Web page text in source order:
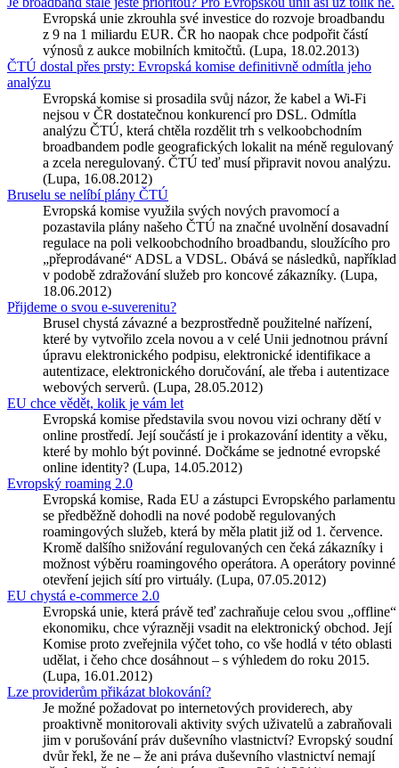
Evropská unie zkrouhla své investice do rozvoje broadbandu
z 9 na 1 miliardu EUR. ČR ho naopak chce podpořit částí
výnosů z aukce mobilních kmitočtů. (Lupa, 18.02.2013)
ČTÚ dostal přes prsty: Evropská komise definitivně odmítla jeho
analýzu
Evropská komise si prosadila svůj názor, že kabel a Wi-Fi
nejsou v ČR dostatečnou konkurencí pro DSL. Odmítla
analýzu ČTÚ, která chtěla rozdělit trh s velkoobchodním
broadbandem podle geografických lokalit na méně regulovaný
a zcela neregulovaný. ČTÚ teď musí připravit novou analýzu.
(Lupa, 16.08.2012)
Bruselu se nelíbí plány ČTÚ
Evropská komise využila svých nových pravomocí a
pozastavila plány našeho ČTÚ na značné uvolnění dosavadní
regulace na poli velkoobchodního broadbandu, sloužícího pro
„přeprodávané“ ADSL a VDSL. Obává se následků, například
v podobě zdražování služeb pro koncové zákazníky. (Lupa,
18.06.2012)
Přijdeme o svou e-suverenitu?
Brusel chystá závazné a bezprostředně použitelné nařízení,
které by vytvořilo zcela novou a v celé Unii jednotnou právní
úpravu elektronického podpisu, elektronické identifikace a
autentizace, elektronického doručování, ale třeba i autentizace
webových serverů. (Lupa, 28.05.2012)
EU chce vědět, kolik je vám let
Evropská komise představila svou novou vizi ochrany dětí v
online prostředí. Její součástí je i prokazování identity a věku,
které by mohlo být povinné. Dočkáme se jednotné evropské
online identity? (Lupa, 14.05.2012)
Evropský roaming 2.0
Evropská komise, Rada EU a zástupci Evropského parlamentu
se předběžně dohodli na nové podobě regulovaných
roamingových služeb, která by měla platit již od 1. července.
Kromě dalšího snižování regulovaných cen čeká zákazníky i
možnost výběru roamingového operátora. A operátory povinné
otevření jejich sítí pro virtuály. (Lupa, 07.05.2012)
EU chystá e-commerce 2.0
Evropská unie, která právě teď zachraňuje celou svou „offline“
ekonomiku, chce výrazněji vsadit na elektronický obchod. Její
Komise proto zveřejnila výčet toho, co vše hodlá v této oblasti
udělat, i čeho chce dosáhnout – s výhledem do roku 2015.
(Lupa, 16.01.2012)
Lze providerům přikázat blokování?
Je možné požadovat po internetových providerech, aby
proaktivně monitorovali aktivity svých uživatelů a zabraňovali
jim v porušování práv duševního vlastnictví? Evropský soudní
dvůr řekl, že ne – že ani práva duševního vlastnictví nemají